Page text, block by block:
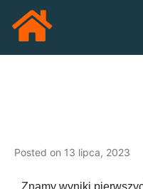
Posted on 13 lipca, 2023